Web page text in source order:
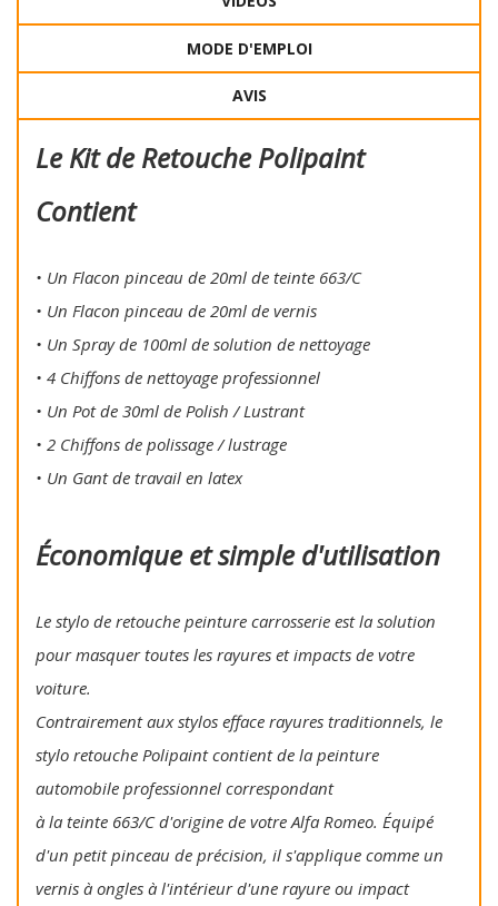
MODE D'EMPLOI
AVIS
Le Kit de Retouche Polipaint
Contient
• Un Flacon pinceau de 20ml de teinte 663/C
• Un Flacon pinceau de 20ml de vernis
• Un Spray de 100ml de solution de nettoyage
• 4 Chiffons de nettoyage professionnel
• Un Pot de 30ml de Polish / Lustrant
• 2 Chiffons de polissage / lustrage
• Un Gant de travail en latex
Économique et simple d'utilisation
Le stylo de retouche peinture carrosserie est la solution
pour masquer toutes les rayures et impacts de votre
voiture.
Contrairement aux stylos efface rayures traditionnels, le
stylo retouche Polipaint contient de la peinture
automobile professionnel correspondant
à la teinte 663/C d'origine de votre Alfa Romeo. Équipé
d'un petit pinceau de précision, il s'applique comme un
vernis à ongles à l'intérieur d'une rayure ou impact